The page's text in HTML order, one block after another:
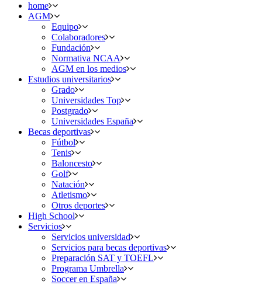
home
AGM
Equipo
Colaboradores
Fundación
Normativa NCAA
AGM en los medios
Estudios universitarios
Grado
Universidades Top
Postgrado
Universidades España
Becas deportivas
Fútbol
Tenis
Baloncesto
Golf
Natación
Atletismo
Otros deportes
High School
Servicios
Servicios universidad
Servicios para becas deportivas
Preparación SAT y TOEFL
Programa Umbrella
Soccer en España